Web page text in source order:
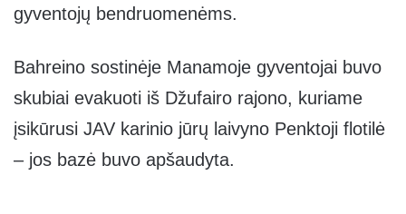
gyventojų bendruomenėms.
Bahreino sostinėje Manamoje gyventojai buvo
skubiai evakuoti iš Džufairo rajono, kuriame
įsikūrusi JAV karinio jūrų laivyno Penktoji flotilė
– jos bazė buvo apšaudyta.